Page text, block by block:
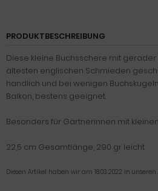
PRODUKTBESCHREIBUNG
Diese kleine Buchsschere mit
ältesten englischen Schmieden
handlich und bei wenigen
Balkon, bestens geeignet.
Besonders für Gärtnerinnen mit
22,5 cm Gesamtlänge, 290 gr leicht
Diesen Artikel haben wir am 18.03.2022 in